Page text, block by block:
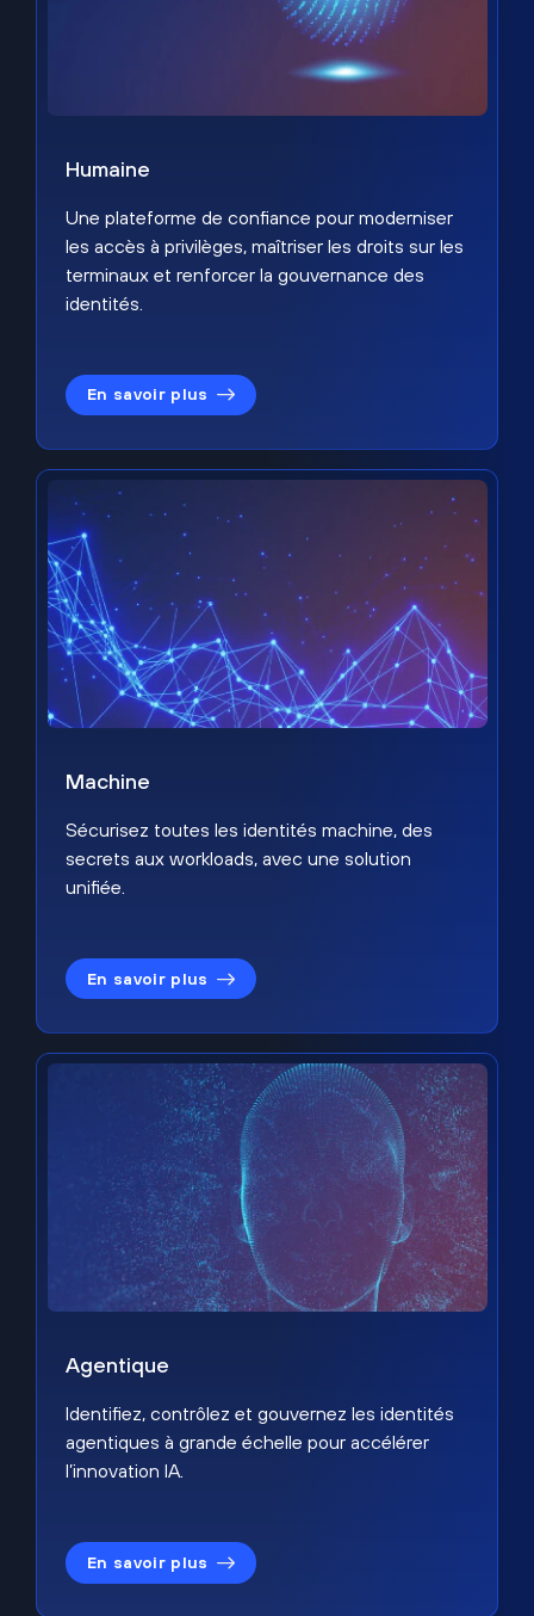
Humaine
Une plateforme de confiance pour moderniser
les accès à privilèges, maîtriser les droits sur les
terminaux et renforcer la gouvernance des
identités.
En savoir plus
Machine
Sécurisez toutes les identités machine, des
secrets aux workloads, avec une solution
unifiée.
En savoir plus
Agentique
Identifiez, contrôlez et gouvernez les identités
agentiques à grande échelle pour accélérer
l’innovation IA.
En savoir plus